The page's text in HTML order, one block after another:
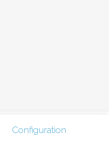
Configuration